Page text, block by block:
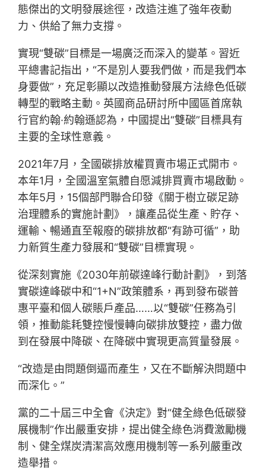
態傑出的文明發展途徑，改造注進了強年夜動
力、供給了無力支撐。
實現“雙碳”目標是一場廣泛而深入的變革。習近
平總書記指出，“不是別人要我們做，而是我們本
身要做”，充足彰顯以改造推動發展方法綠色低碳
轉型的戰略主動。英國商品研討所中國區首席執
行官約翰·約翰遜認為，中國提出“雙碳”目標具有
主要的全球性意義。
2021年7月，全國碳排放權買賣市場正式開市。
本年1月，全國溫室氣體自愿減排買賣市場啟動。
本年5月，15個部門聯合印發《關于樹立碳足跡
治理體系的實施計劃》，讓產品從生產、貯存、
運輸、暢通直至報廢的碳排放都“有跡可循”，助
力新質生產力發展和“雙碳”目標實現。
從深刻實施《2030年前碳達峰行動計劃》，到落
實碳達峰碳中和“1+N”政策體系，再到發布碳普
惠平臺和個人碳賬戶產品……以“雙碳”任務為引
領，推動能耗雙控慢慢轉向碳排放雙控，盡力做
到在發展中降碳、在降碳中實現更高質量發展。
“改造是由問題倒逼而產生，又在不斷解決問題中
而深化。”
黨的二十屆三中全會《決定》對“健全綠色低碳發
展機制”作出嚴重安排，提出健全綠色消費激勵機
制、健全煤炭清潔高效應用機制等一系列嚴重改
造舉措。